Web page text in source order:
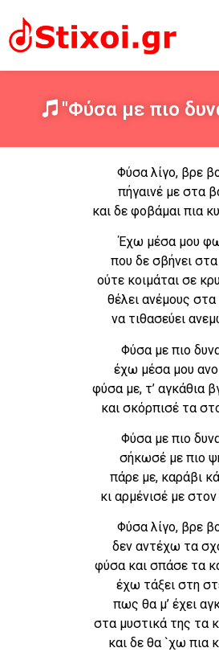
"Φύσα με πιο
Φύσα λίγο, βρε
πήγαινέ με στα
και δε φοβάμαι πια
Έχω μέσα μου
που δε σβήνει
ούτε κοιμάται σε
θέλει ανέμους στα
να τιθασεύει
Φύσα με πιο
έχω μέσα μου
φύσα με, τ’ αγκάθια
και σκόρπισέ τα
Φύσα με πιο
σήκωσέ με πιο
πάρε με, καράβι
κι αρμένισέ με
Φύσα λίγο, βρε
δεν αντέχω τα
φύσα και σπάσε τα
έχω τάξει στη
πως θα μ’ έχει
στα μυστικά της τα
και δε θα `χω πια